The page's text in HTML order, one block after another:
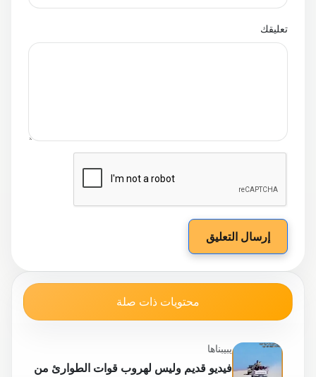
تعليقك
إرسال التعليق
محتويات ذات صلة
يبيبناها
فيديو قديم وليس لهروب قوات الطوارئ من